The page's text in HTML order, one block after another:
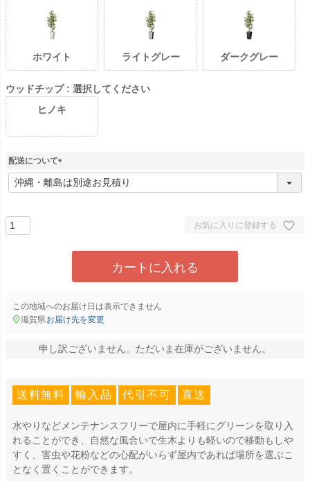
ホワイト ライトグレー ダークグレー
ウッドチップ
選択してください
ヒノキ
配送について
(
必
お気に入りに登録する
カートに入れる
この地域へのお届け日は表示できません
滋賀県お届け先を変更
申し訳ございません。ただいま在庫がございません。
送料無料 輸入品 代引不可 直送
水やりなどメンテナンスフリーで屋内に手軽にグリーンを取り入
れることができ、自然な風合いで生木よりも軽いので移動もしや
すく、害虫や花粉などの心配がいらず屋内であれば場所を選ぶこ
となく置くことができます。